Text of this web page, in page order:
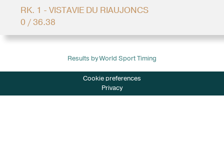
RK. 1 - VISTAVIE DU RIAUJONCS
0 / 36.38
Results by World Sport Timing
Cookie preferences
Privacy